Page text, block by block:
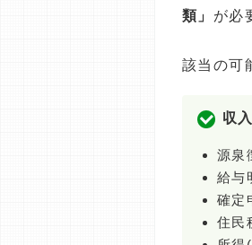
類」 が必
該当の可
収
源泉
給与
確定
住民